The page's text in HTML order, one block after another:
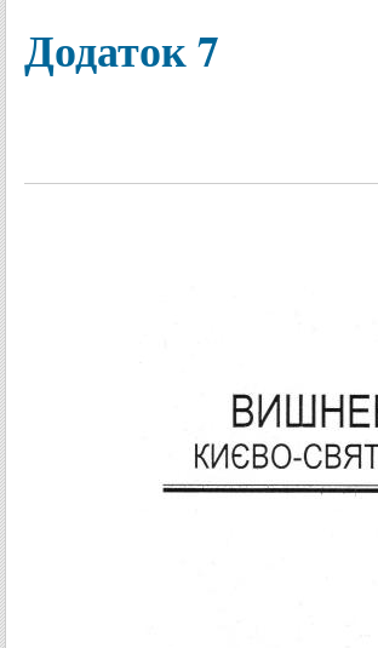
Додаток 7